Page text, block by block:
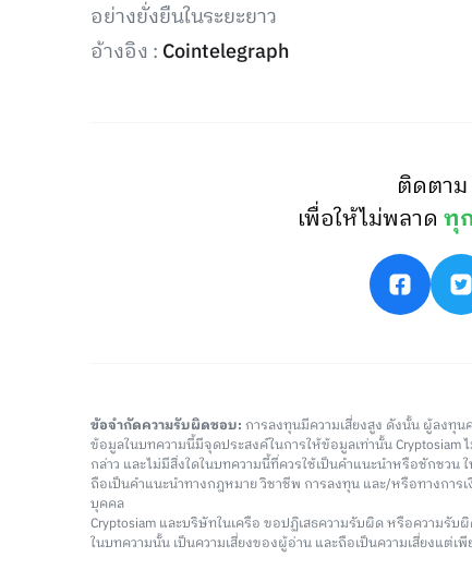
อย่างยั่งยืนในระยะยาว
อ้างอิง : Cointelegraph
ติดตาม
เพื่อให้ไม่พลาดทุ
ข้อจำกัดความรับผิดชอบ: การลงทุนมีความเสี่ยงสูง ดังนั้น ผู้ลงทุ
ข้อมูลในบทความนี้มีจุดประสงค์ในการให้ข้อมูลเท่านั้น
กล่าว และไม่มีสิ่งใดในบทความนี้ที่ควรใช้เป็นคำแนะนำหรือชักชว
ถือเป็นคำแนะนำทางกฎหมาย วิชาชีพ การลงทุน และ/หรือทางกา
บุคคล
Cryptosiam และบริษัทในเครือ ขอปฏิเสธความรับผิด หรือความรั
ในบทความนั้น เป็นความเสี่ยงของผู้อ่าน และถือเป็นความเสี่ยงแต่เพี